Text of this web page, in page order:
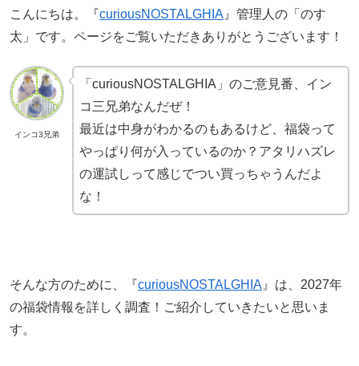
こんにちは。『curiousNOSTALGHIA 』管理人の「のす
太」です。ページをご覧いただきありがとうございます！
インコ3兄弟
「curiousNOSTALGHIA」のご意見番、イン
コ三兄弟なんだぜ！
最近は中身がわかるのもあるけど、福袋って
やっぱり何が入っているのか？アタリハズレ
の運試しって感じでつい買っちゃうんだよ
な！
そんな方のために、『curiousNOSTALGHIA 』は、2027年
の福袋情報を詳しく調査！ご紹介していきたいと思いま
す。